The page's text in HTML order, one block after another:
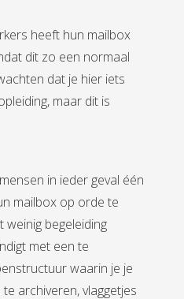
heeft hun mailbox
dit zo een normaal
dat je hier iets
maar dit is
in ieder geval één
mailbox op orde te
weinig begeleiding
met een te
waarin je je
archiveren, vlaggetjes